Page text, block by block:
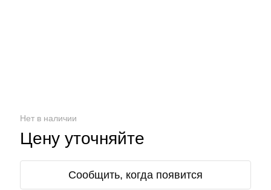
Нет в наличии
Цену уточняйте
Сообщить, когда появится